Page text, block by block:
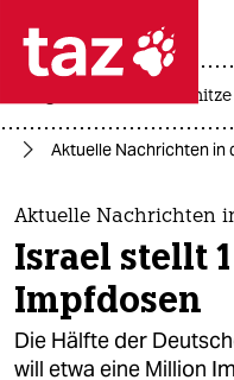
 taz
themen
politik
öko
hitze
Aktuelle Nachrichten in
Aktuelle Nachrichten
Israel stellt
Impfdosen
Die Hälfte der
will etwa eine Million